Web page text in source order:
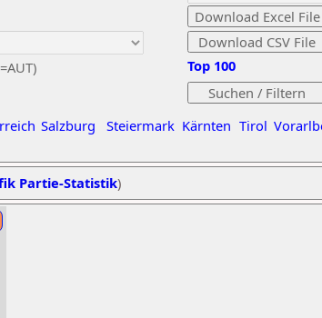
Salzburg Steiermark Kärnten Tirol
Top 100
Partie-Statistik)